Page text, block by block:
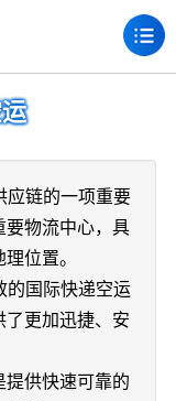
应链的一项重要
要物流中心，具
位置。
的国际快递空运
了更加迅捷、安
提供快速可靠的